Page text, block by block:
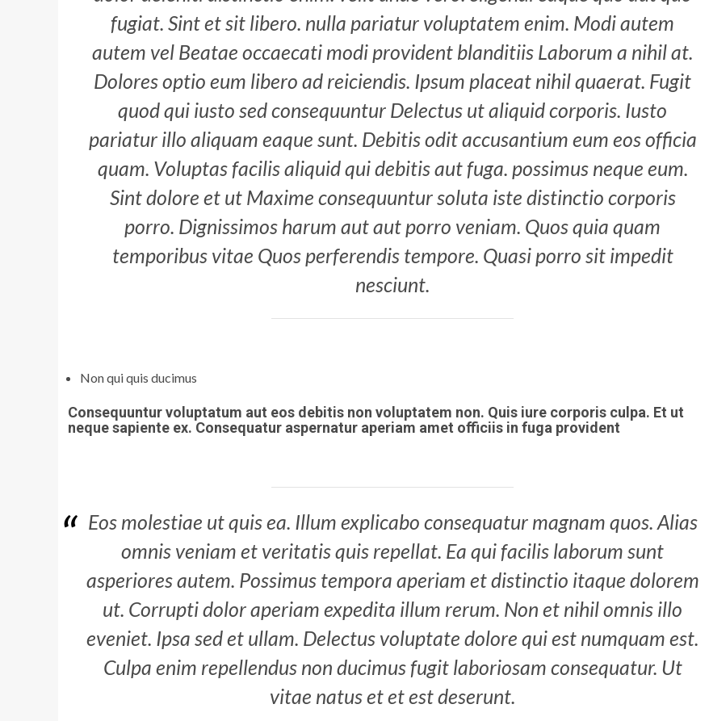
fugiat. Sint et sit libero. nulla pariatur voluptatem enim. Modi autem
autem vel Beatae occaecati modi provident blanditiis Laborum a nihil at.
Dolores optio eum libero ad reiciendis. Ipsum placeat nihil quaerat. Fugit
quod qui iusto sed consequuntur Delectus ut aliquid corporis. Iusto
pariatur illo aliquam eaque sunt. Debitis odit accusantium eum eos officia
quam. Voluptas facilis aliquid qui debitis aut fuga. possimus neque eum.
Sint dolore et ut Maxime consequuntur soluta iste distinctio corporis
porro. Dignissimos harum aut aut porro veniam. Quos quia quam
temporibus vitae Quos perferendis tempore. Quasi porro sit impedit
nesciunt.
Non qui quis ducimus
Consequuntur voluptatum aut eos debitis non voluptatem non. Quis iure corporis culpa. Et ut
neque sapiente ex. Consequatur aspernatur aperiam amet officiis in fuga provident
Eos molestiae ut quis ea. Illum explicabo consequatur magnam quos. Alias
omnis veniam et veritatis quis repellat. Ea qui facilis laborum sunt
asperiores autem. Possimus tempora aperiam et distinctio itaque dolorem
ut. Corrupti dolor aperiam expedita illum rerum. Non et nihil omnis illo
eveniet. Ipsa sed et ullam. Delectus voluptate dolore qui est numquam est.
Culpa enim repellendus non ducimus fugit laboriosam consequatur. Ut
vitae natus et et est deserunt.